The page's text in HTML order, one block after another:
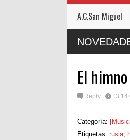
A.C.San Miguel
ROOM DE MUCHO MIEDO EN
El
Reply
Categoría:
Etiquetas: rusia,